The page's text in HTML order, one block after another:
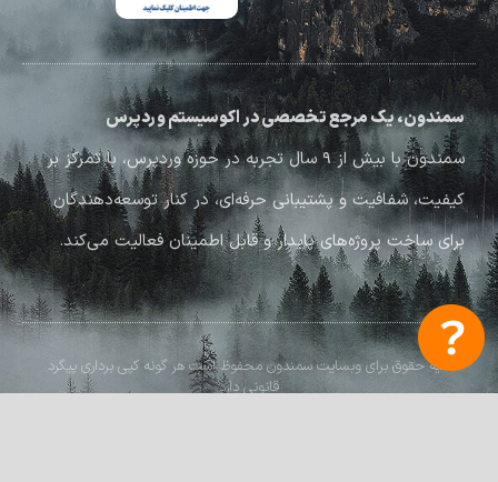
سمندون، یک مرجع تخصصی در اکوسیستم وردپرس
سمندون با بیش از ۹ سال تجربه در حوزه وردپرس، با تمرکز بر
کیفیت، شفافیت و پشتیبانی حرفه‌ای، در کنار توسعه‌دهندگان
برای ساخت پروژه‌های پایدار و قابل اطمینان فعالیت می‌کند.
کلیه حقوق برای وبسایت سمندون محفوظ است هر گونه کپی برداری پیگرد
قانونی دارد